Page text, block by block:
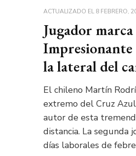
ACTUALIZADO EL8 FEBRERO,
Jugador
Impresionante
la lateral del
El chileno Martín
extremo del Cruz
autor de esta
distancia. La segunda
días laborales de